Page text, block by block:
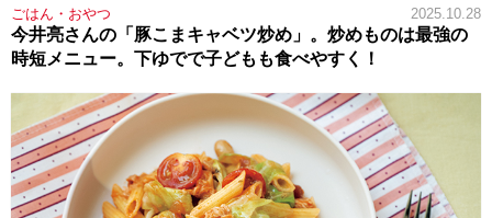
ごはん・おやつ 2025.10.28
今井亮さんの「豚こまキャベツ炒め」。炒めものは最強の
時短メニュー。下ゆでで子どもも食べやすく！